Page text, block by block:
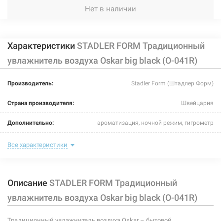
Нет в наличии
ХарактеристикиSTADLER FORM Традиционный
увлажнитель воздуха Oskar big black (O-041R)
Производитель: Stadler Form (Штадлер Форм)
Страна производителя: Швейцария
Дополнительно: ароматизация, ночной режим, гигрометр
Цвет:
Уровень шума:
Площадь помещения: до 100 м²
Все характеристики
Описание STADLER FORM Традиционный
увлажнитель воздуха Oskar big black (O-041R)